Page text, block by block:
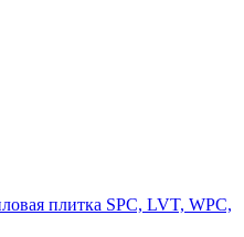
плитка SPC, LVT, WPC,